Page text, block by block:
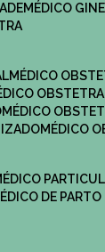
MÉDICO
MÉDICO
MÉDICO
MÉDICO
MÉDICO
MÉDICO DE